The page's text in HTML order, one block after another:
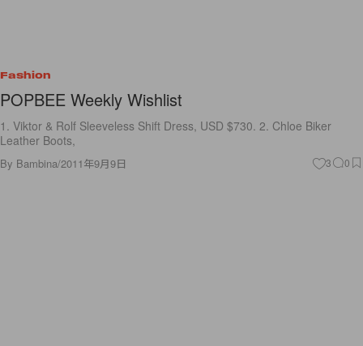
Fashion
POPBEE Weekly Wishlist
1. Viktor & Rolf Sleeveless Shift Dress, USD $730. 2. Chloe Biker
Leather Boots,
By Bambina/2011年9月9日 3 0